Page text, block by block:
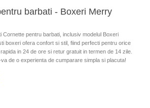
barbati - Boxeri Merry
Cornette pentru barbati, inclusiv modelul Boxeri
boxeri ofera confort si stil, fiind perfecti pentru orice
in 24 de ore si retur gratuit in termen de 14 zile.
de o experienta de cumparare simpla si placuta!